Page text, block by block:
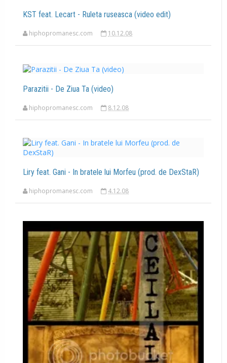
KST feat. Lecart - Ruleta ruseasca (video edit)
hiphopromanesc.com 10.12.08
Parazitii - De Ziua Ta (video)
hiphopromanesc.com 8.12.08
Liry feat. Gani - In bratele lui Morfeu (prod. de DexStaR)
hiphopromanesc.com 4.12.08